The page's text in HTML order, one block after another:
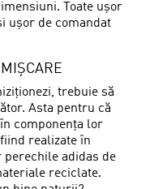
Toate ușor
ușor de comandat
trebuie să
Asta pentru că
componența lor
realizate în
adidas de
reciclate.